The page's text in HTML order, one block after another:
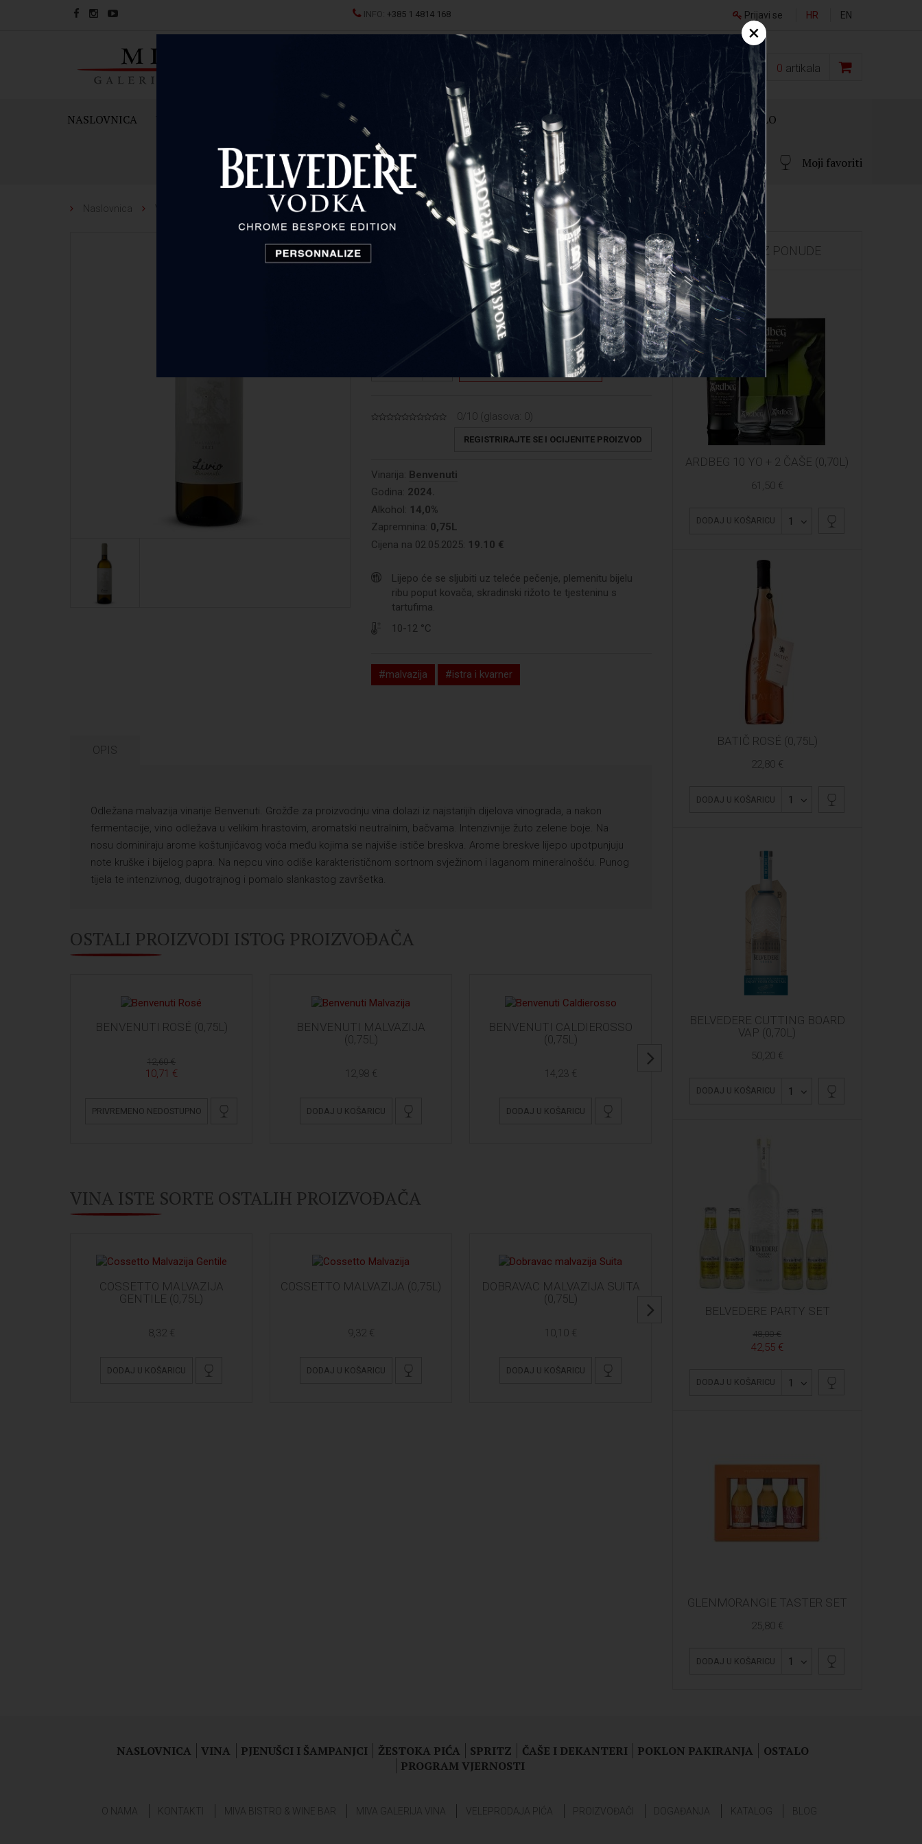
INFO: +385 1 4814 168 HR EN
Prijavi se
0,00 € 0 artikala
NASLOVNICA VINA SPRITZ ŽESTOKA PIĆA ČAŠE I DEKANTERI POKLON PAKIRANJA OSTALO
Moji favoriti
Naslovnica Vina Benvenuti Malvazija Livio
Benvenuti Malvazija Livio
Istra i Kvarner, Hrvatska
€
DODAJ U KOŠARICU
0/10 (glasova: 0)
REGISTRIRAJTE SE I OCIJENITE PROIZVOD
Vinarija: Benvenuti
Godina: 2024.
Alkohol: 14,0%
Zapremnina: 0,75L
Cijena na 02.05.2025: 19.10 €
Lijepo će se sljubiti uz teleće pečenje, plemenitu bijelu
ribu poput kovača, skradinski rižoto te tjesteninu s
tartufima.
10-12 °C
#malvazija #istra i kvarner
OPIS
Odležana malvazija vinarije Benvenuti. Grožđe za proizvodnju vina dolazi iz najstarijih dijelova vinograda, a nakon
fermentacije, vino odležava u velikim hrastovim, aromatski neutralnim, bačvama. Intenzivnije žuto zelene boje. Na
nosu dominiraju arome koštunjićavog voća među kojima se najviše ističe breskva. Arome breskve lijepo upotpunjuju
note kruške i bijelog papra. Na nepcu vino odiše karakterističnom sortnom svježinom i laganom mineralnošću. Punog
tijela te intenzivnog, dugotrajnog i pomalo slankastog završetka.
OSTALI PROIZVODI ISTOG PROIZVOĐAČA
BENVENUTI ROSÉ (0,75L)
12,60 €
10,71 €
PRIVREMENO NEDOSTUPNO
BENVENUTI MALVAZIJA
(0,75L)
12,98 €
DODAJ U KOŠARICU
BENVENUTI CALDIEROSSO
(0,75L)
14,23 €
DODAJ U KOŠARICU
VINA ISTE SORTE OSTALIH PROIZVOĐAČA
COSSETTO MALVAZIJA
GENTILE (0,75L)
8,32 €
DODAJ U KOŠARICU
COSSETTO MALVAZIJA (0,75L)
9,32 €
DODAJ U KOŠARICU
DOBRAVAC MALVAZIJA SUITA
(0,75L)
10,10 €
DODAJ U KOŠARICU
IZDVOJENO IZ PONUDE
ARDBEG 10 YO + 2 ČAŠE (0,70L)
61,50 €
DODAJ U KOŠARICU 1
BATIČ ROSÉ (0,75L)
22,80 €
DODAJ U KOŠARICU 1
BELVEDERE CUTTING BOARD
VAP (0,70L)
50,20 €
DODAJ U KOŠARICU 1
BELVEDERE PARTY SET
48,00 €
42,55 €
DODAJ U KOŠARICU 1
GLENMORANGIE TASTER SET
25,80 €
DODAJ U KOŠARICU 1
NASLOVNICA VINA PJENUŠCI I ŠAMPANJCI ŽESTOKA PIĆA SPRITZ ČAŠE I DEKANTERI POKLON PAKIRANJA
OSTALO
PROGRAM VJERNOSTI
O NAMA KONTAKTI MIVA BISTRO & WINE BAR MIVA GALERIJA VINA VELEPRODAJA PIĆA PROIZVOĐAČI DOGAĐANJA KATALOG BLOG
×